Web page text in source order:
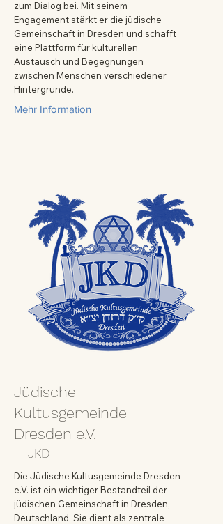
zum Dialog bei. Mit seinem
Engagement stärkt er die jüdische
Gemeinschaft in Dresden und schafft
eine Plattform für kulturellen
Austausch und Begegnungen
zwischen Menschen verschiedener
Hintergründe.
Mehr Information
Jüdische
Kultusgemeinde
Dresden e.V.
JKD
Die Jüdische Kultusgemeinde Dresden
e.V. ist ein wichtiger Bestandteil der
jüdischen Gemeinschaft in Dresden,
Deutschland. Sie dient als zentrale